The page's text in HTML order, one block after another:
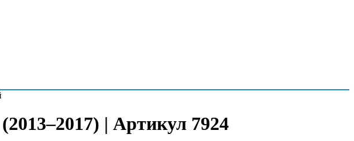
| Артикул 7924